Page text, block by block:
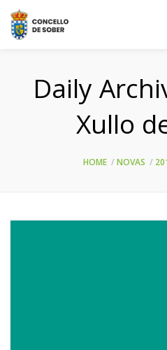
Daily
Xullo
HOME NOVAS